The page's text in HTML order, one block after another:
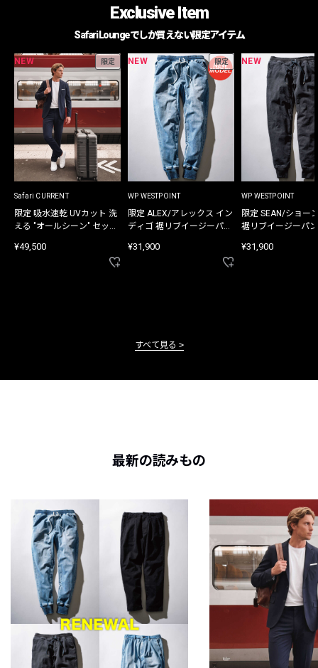
Exclusive Item
Safari Loungeでしか買えない限定アイテム
NEW 限定
Safari CURRENT
限定 吸水速乾 UVカット 洗
える "オールシーン" セット
¥49,500
NEW 限定
WP WESTPOINT
限定 ALEX/アレックス イン
ディゴ 裾リブイージーパン
¥31,900
NEW
WP WESTPOINT
限定 SEAN/ショー
裾リブイージーパ
¥31,900
すべて見る
最新の読みもの